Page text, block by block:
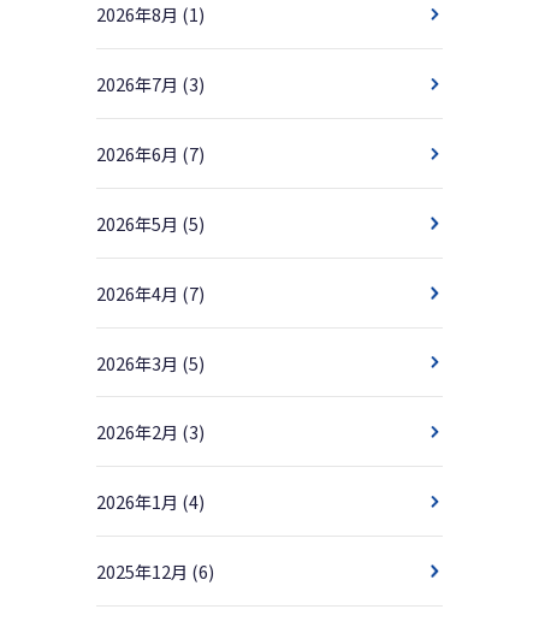
2026年8月 (1)
2026年7月 (3)
2026年6月 (7)
2026年5月 (5)
2026年4月 (7)
2026年3月 (5)
2026年2月 (3)
2026年1月 (4)
2025年12月 (6)